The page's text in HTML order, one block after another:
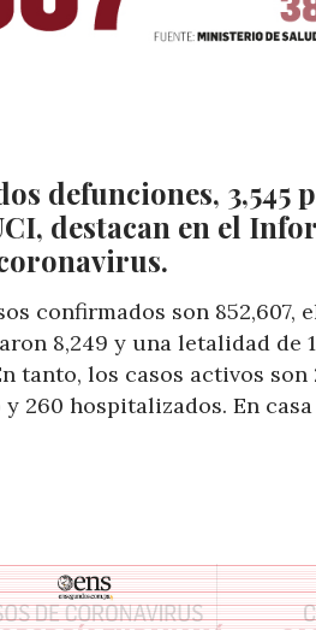
defunciones, 3,545
destacan en el
confirmados son 852,607,
8,249 y una letalidad de
tanto, los casos activos son
260 hospitalizados. En